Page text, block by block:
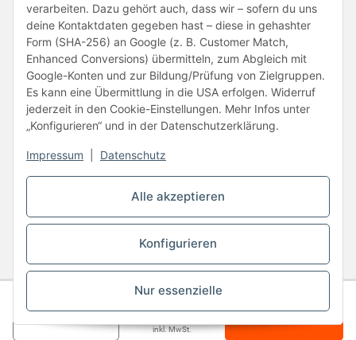
Alle akzeptieren
Konfigurieren
Nur essenzielle
verarbeiten. Dazu gehört auch, dass wir – sofern du uns
deine Kontaktdaten gegeben hast – diese in gehashter
Form (SHA-256) an Google (z. B. Customer Match,
Enhanced Conversions) übermitteln, zum Abgleich mit
Google-Konten und zur Bildung/Prüfung von Zielgruppen.
Es kann eine Übermittlung in die USA erfolgen. Widerruf
jederzeit in den Cookie-Einstellungen. Mehr Infos unter
„Konfigurieren“ und in der Datenschutzerklärung.
Impressum Datenschutz
Staffel 1 9,29 €
inkl. MwSt.
Unsere Partner
© BB-Verpackungen GmbH
BB-Verpackungen GmbH- Brendelweg 167, 27755 Delmenhorst - Telefon: